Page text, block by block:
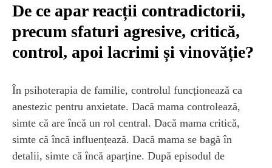
De ce apar reacții contradictorii,
precum sfaturi agresive, critică,
control, apoi lacrimi și vinovăție?
În psihoterapia de familie, controlul funcționează ca
anestezic pentru anxietate. Dacă mama controlează,
simte că are încă un rol central. Dacă mama critică,
simte că încă influențează. Dacă mama se bagă în
detalii, simte că încă aparține. După episodul de